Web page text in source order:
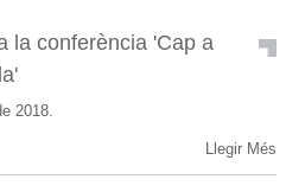
la conferència 'Cap a
2018.
Llegir Més